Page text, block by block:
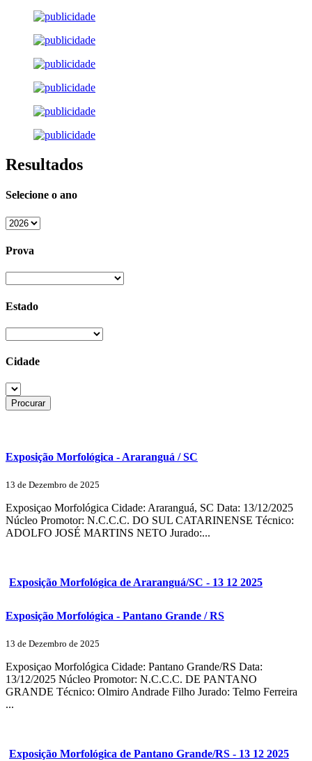
Resultados
Selecione o ano
Prova
Estado
Cidade
Exposição Morfológica - Araranguá / SC
13 de Dezembro de 2025
Exposiçao Morfológica Cidade: Araranguá, SC Data: 13/12/2025
Núcleo Promotor: N.C.C.C. DO SUL CATARINENSE Técnico:
ADOLFO JOSÉ MARTINS NETO Jurado:...
Exposição Morfológica de Araranguá/SC - 13 12 2025
Exposição Morfológica - Pantano Grande / RS
13 de Dezembro de 2025
Exposiçao Morfológica Cidade: Pantano Grande/RS Data:
13/12/2025 Núcleo Promotor: N.C.C.C. DE PANTANO
GRANDE Técnico: Olmiro Andrade Filho Jurado: Telmo Ferreira
...
Exposição Morfológica de Pantano Grande/RS - 13 12 2025